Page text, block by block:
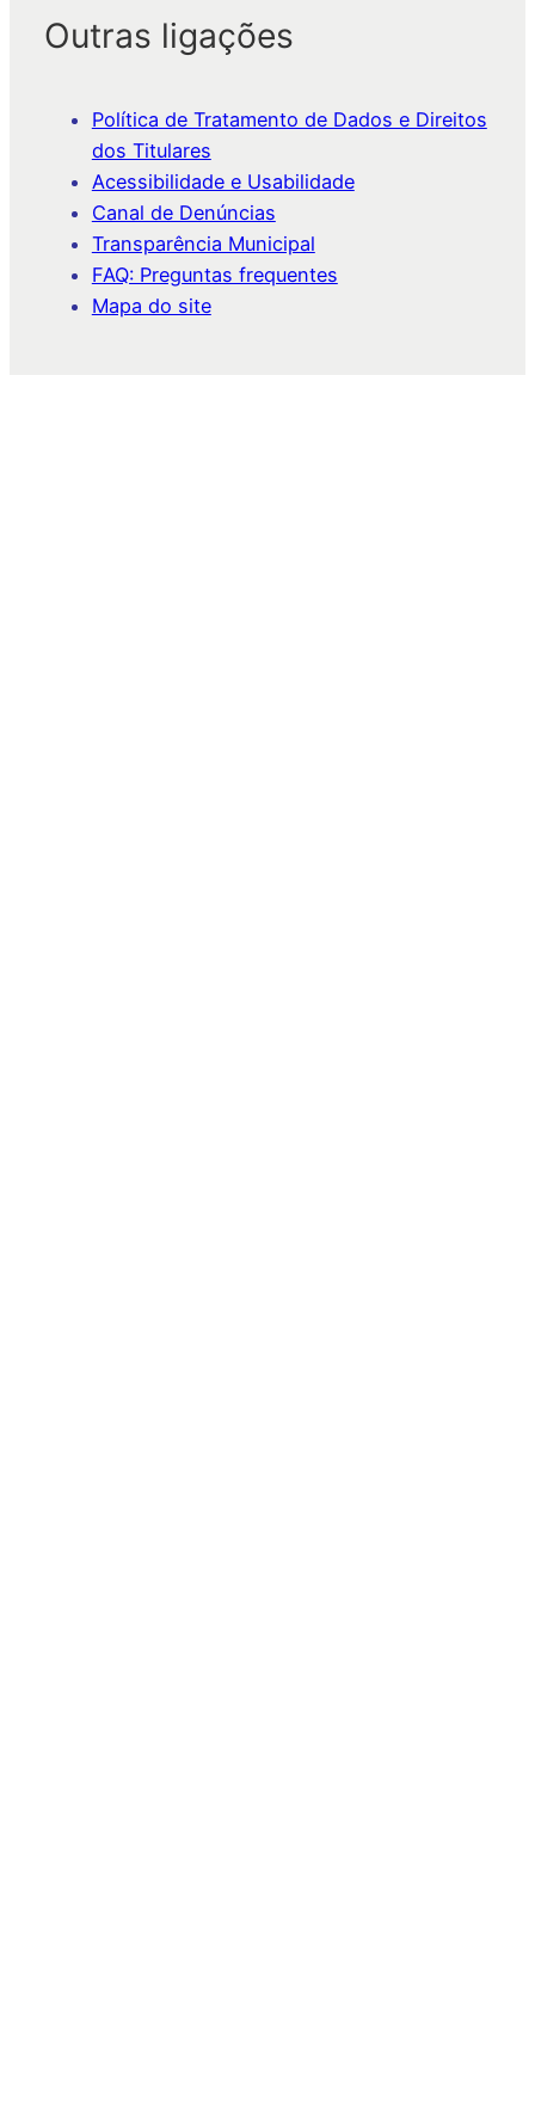
Outras ligações
Política de Tratamento de Dados e Direitos
dos Titulares
Acessibilidade e Usabilidade
Canal de Denúncias
Transparência Municipal
FAQ: Preguntas frequentes
Mapa do site